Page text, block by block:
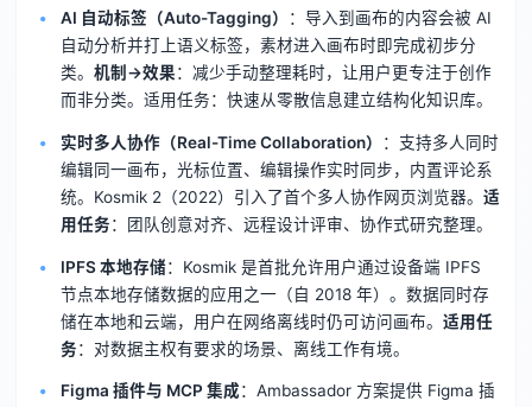
AI 自动标签（Auto-Tagging）
：导入到画布的内容会被 AI
自动分析并打上语义标签，素材进入画布时即完成初步分
类。 机制→效果：减少手动整理耗时，让用户更专注于创作
而非分类。适用任务：快速从零散信息建立结构化知识库。
实时多人协作（Real-Time Collaboration）
：支持多人同时
编辑同一画布，光标位置、编辑操作实时同步，内置评论系
统。Kosmik 2（2022）引入了首个多人协作网页浏览器。 适
用任务：团队创意对齐、远程设计评审、协作式研究整理。
IPFS 本地存储：Kosmik 是首批允许用户通过设备端 IPFS
节点本地存储数据的应用之一（自 2018 年）。数据同时存
储在本地和云端，用户在网络离线时仍可访问画布。 适用任
务：对数据主权有要求的场景、离线工作有境。
Figma 插件与 MCP 集成：Ambassador 方案提供 Figma 插